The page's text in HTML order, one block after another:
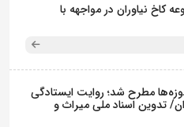
کاخ نیاوران در مواجهه با
مطرح شد؛ روایت ایستادگی
تدوین اسناد ملی میراث و